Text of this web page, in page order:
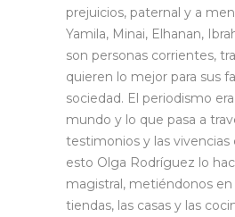
prejuicios, paternal y a
Yamila, Minai, Elhanan,
son personas corrientes,
quieren lo mejor para sus
sociedad. El periodismo
mundo y lo que pasa a
testimonios y las vivencias
esto Olga Rodríguez lo
magistral, metiéndonos en
tiendas, las casas y las